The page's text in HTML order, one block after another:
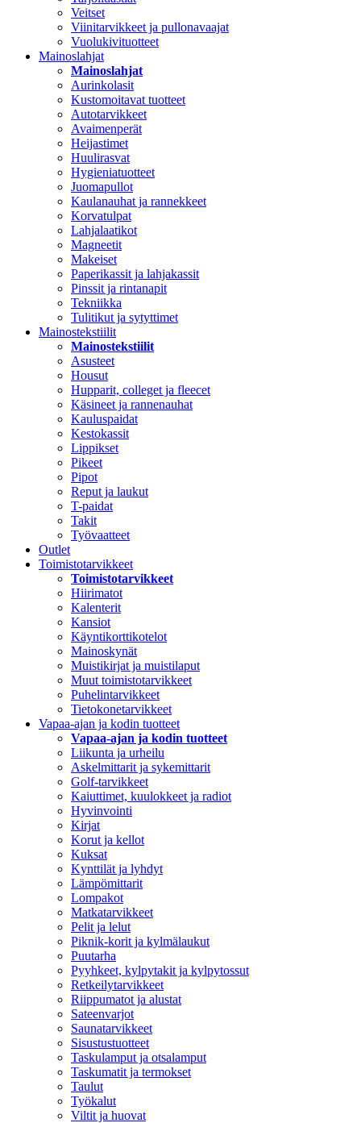
Veitset
Viinitarvikkeet ja pullonavaajat
Vuolukivituotteet
Mainoslahjat
Mainoslahjat
Aurinkolasit
Kustomoitavat tuotteet
Autotarvikkeet
Avaimenperät
Heijastimet
Huulirasvat
Hygieniatuotteet
Juomapullot
Kaulanauhat ja rannekkeet
Korvatulpat
Lahjalaatikot
Magneetit
Makeiset
Paperikassit ja lahjakassit
Pinssit ja rintanapit
Tekniikka
Tulitikut ja sytyttimet
Mainostekstiilit
Mainostekstiilit
Asusteet
Housut
Hupparit, colleget ja fleecet
Käsineet ja rannenauhat
Kauluspaidat
Kestokassit
Lippikset
Pikeet
Pipot
Reput ja laukut
T-paidat
Takit
Työvaatteet
Outlet
Toimistotarvikkeet
Toimistotarvikkeet
Hiirimatot
Kalenterit
Kansiot
Käyntikorttikotelot
Mainoskynät
Muistikirjat ja muistilaput
Muut toimistotarvikkeet
Puhelintarvikkeet
Tietokonetarvikkeet
Vapaa-ajan ja kodin tuotteet
Vapaa-ajan ja kodin tuotteet
Liikunta ja urheilu
Askelmittarit ja sykemittarit
Golf-tarvikkeet
Kaiuttimet, kuulokkeet ja radiot
Hyvinvointi
Kirjat
Korut ja kellot
Kuksat
Kynttilät ja lyhdyt
Lämpömittarit
Lompakot
Matkatarvikkeet
Pelit ja lelut
Piknik-korit ja kylmälaukut
Puutarha
Pyyhkeet, kylpytakit ja kylpytossut
Retkeilytarvikkeet
Riippumatot ja alustat
Sateenvarjot
Saunatarvikkeet
Sisustustuotteet
Taskulamput ja otsalamput
Taskumatit ja termokset
Taulut
Työkalut
Viltit ja huovat